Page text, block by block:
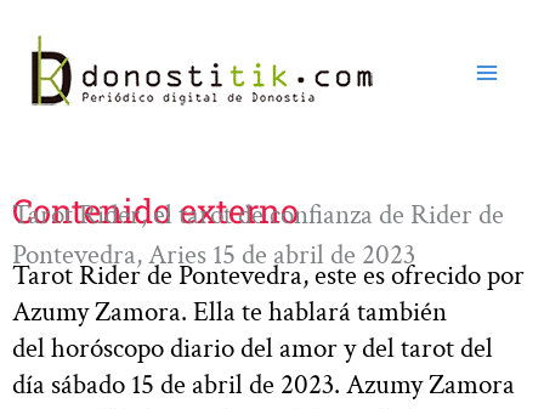
contenido
Contenido externo
Tarot Rider, el tarot de confianza de Rider de
Pontevedra, Aries 15 de abril de 2023
Tarot Rider de Pontevedra, este es ofrecido por
Azumy Zamora. Ella te hablará también
del horóscopo diario del amor y del tarot del
día sábado 15 de abril de 2023. Azumy Zamora